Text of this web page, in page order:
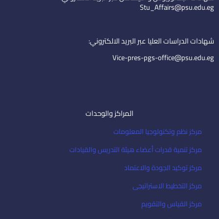
e
i
l
b
d Stu_Affairs@psu.edu.eg
شهادات الدراسات العليا عبر البريد الالكتروني:
Vice-pres-pgs-office@psu.edu.eg
المراكز والوحدات
مركز نظم وتكنولوجيا المعلومات
مركز تنمية قدرات أعضاء هيئة التدريس والقيادات
مركز توكيد الجودة والاعتماد
مركز التخطيط الاستراتيجى
مركز القياس والتقويم